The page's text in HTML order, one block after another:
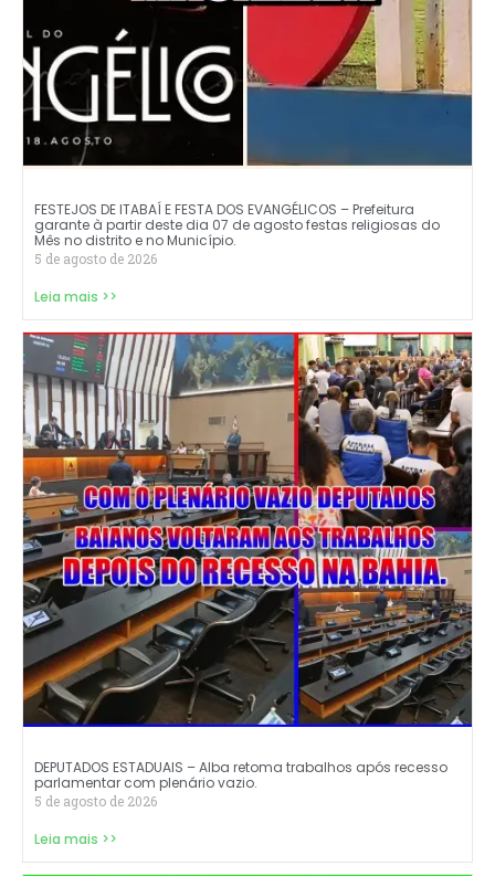
FESTEJOS DE ITABAÍ E FESTA DOS EVANGÉLICOS – Prefeitura
garante à partir deste dia 07 de agosto festas religiosas do
Mês no distrito e no Município.
5 de agosto de 2026
Leia mais >>
DEPUTADOS ESTADUAIS – Alba retoma trabalhos após recesso
parlamentar com plenário vazio.
5 de agosto de 2026
Leia mais >>